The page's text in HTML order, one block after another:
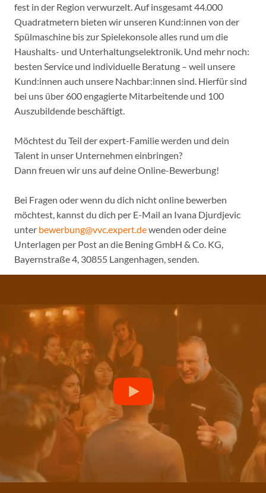
fest in der Region verwurzelt. Auf insgesamt 44.000
Quadratmetern bieten wir unseren Kund:innen von der
Spülmaschine bis zur Spielekonsole alles rund um die
Haushalts- und Unterhaltungselektronik. Und mehr noch:
besten Service und individuelle Beratung – weil unsere
Kund:innen auch unsere Nachbar:innen sind. Hierfür sind
bei uns über 600 engagierte Mitarbeitende und 100
Auszubildende beschäftigt.
Möchtest du Teil der expert-Familie werden und dein
Talent in unser Unternehmen einbringen?
Dann freuen wir uns auf deine Online-Bewerbung!
Bei Fragen oder wenn du dich nicht online bewerben
möchtest, kannst du dich per E-Mail an Ivana Djurdjevic
unter bewerbung@vvc.expert.dewenden oder deine
Unterlagen per Post an die Bening GmbH & Co. KG,
Bayernstraße 4, 30855 Langenhagen, senden.